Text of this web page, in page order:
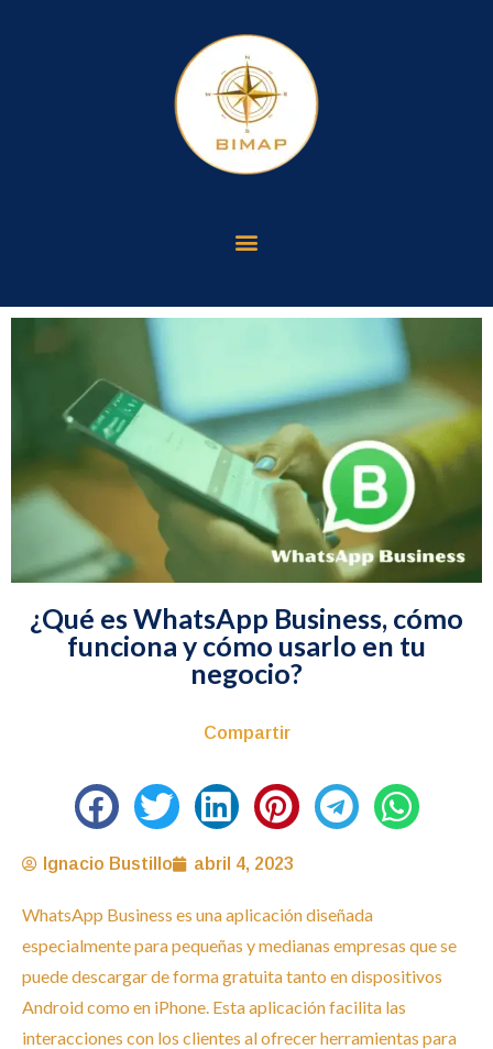
¿Qué es WhatsApp Business, cómo
funciona y cómo usarlo en tu
negocio?
Compartir
Ignacio Bustillo abril 4, 2023
WhatsApp Business es una aplicación diseñada
especialmente para pequeñas y medianas empresas que se
puede descargar de forma gratuita tanto en dispositivos
Android como en iPhone. Esta aplicación facilita las
interacciones con los clientes al ofrecer herramientas para